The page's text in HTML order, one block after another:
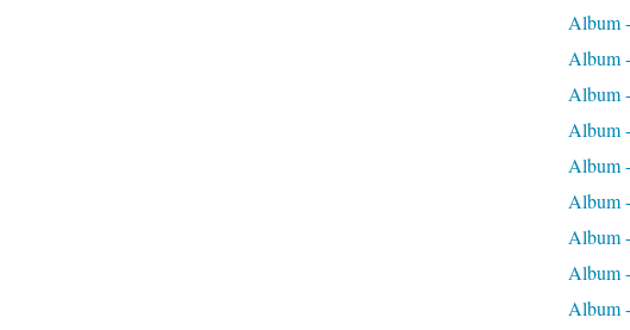
Album
Album
Album
Album
Album
Album
Album
Album
Album